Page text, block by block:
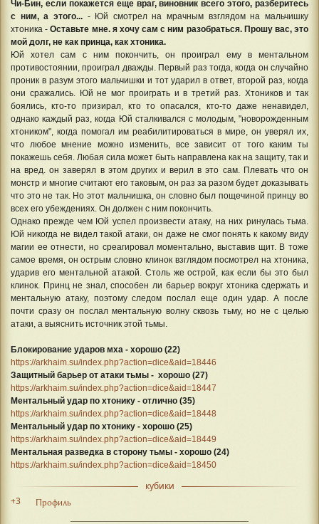
Чи-Бин, если покажется еще враг, виновник всего этого, разберитесь
с ним, а этого...- Юй смотрел на мрачным взглядом на мальчишку
хтоника -Оставьте мне. я хочу сам с ним разобраться. Прошу вас, это
мой долг, не как принца, как хтоника.
Юй хотел сам с ним покончить, он проиграл ему в ментальном
противостоянии, проиграл дважды. Первый раз тогда, когда он случайно
проник в разум этого мальчишки и тот ударил в ответ, второй раз, когда
они сражались. Юй не мог проиграть и в третий раз. Хтоников и так
боялись, кто-то призирал, кто то опасался, кто-то даже ненавидел,
однако каждый раз, когда Юй сталкивался с молодым, "новорожденным
хтоником", когда помогал им реабилитироваться в мире, он уверял их,
что любое мнение можно изменить, все зависит от того каким ты
покажешь себя. Любая сила может быть направлена как на защиту, так и
на вред. он заверял в этом других и верил в это сам. Плевать что он
монстр и многие считают его таковым, он раз за разом будет доказывать
что это не так. Но этот мальчишка, он словно был пощечиной принцу во
всех его убеждениях. Он должен с ним покончить.
Однако прежде чем Юй успел произвести атаку, на них ринулась тьма.
Юй никогда не видел такой атаки, он даже не смог понять к какому виду
магии ее отнести, но среагировал моментально, выставив щит. В тоже
самое время, он острым словно клинок взглядом посмотрел на хтоника,
ударив его ментальной атакой. Столь же острой, как если бы это был
клинок. Принц не знал, способен ли барьер вокруг хтоника сдержать и
ментальную атаку, поэтому следом послал еще один удар. А после
почти сразу он послал ментальную волну сквозь тьму, но не с целью
атаки, а выяснить источник этой тьмы.
Блокирование ударов мха - хорошо (22)
https://arkhaim.su/index.php?action=dice&aid=18446
Защитный барьер от атаки тьмы - хорошо (27)
https://arkhaim.su/index.php?action=dice&aid=18447
Ментальный удар по хтонику - отлично (35)
https://arkhaim.su/index.php?action=dice&aid=18448
Ментальный удар по хтонику - хорошо (25)
https://arkhaim.su/index.php?action=dice&aid=18449
Ментальная разведка в сторону тьмы - хорошо (24)
https://arkhaim.su/index.php?action=dice&aid=18450
кубики
+3
Профиль